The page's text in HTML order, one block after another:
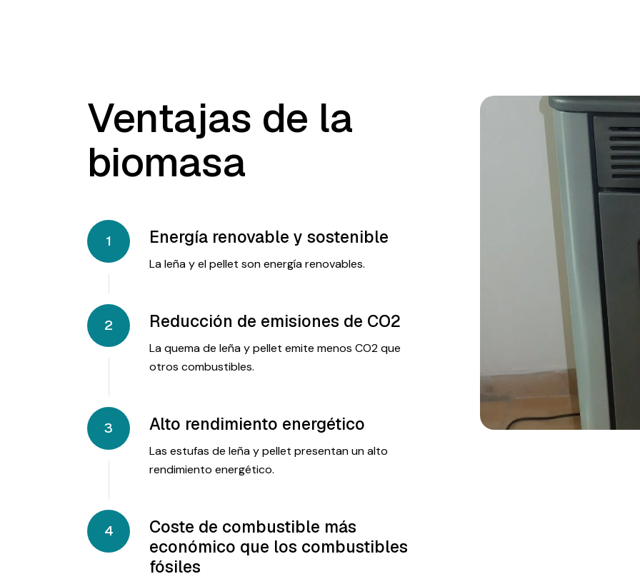
Ventajas de la
biomasa
1 Energía renovable y sostenible
La leña y el pellet son energía renovables.
2 Reducción de emisiones de CO2
La quema de leña y pellet emite menos CO2 que
otros combustibles.
3 Alto rendimiento energético
Las estufas de leña y pellet presentan un alto
rendimiento energético.
4
Coste de combustible más
económico que los combustibles
fósiles